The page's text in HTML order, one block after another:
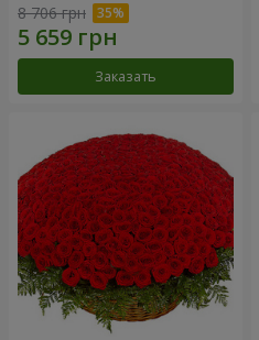
8 706 грн
Заказать